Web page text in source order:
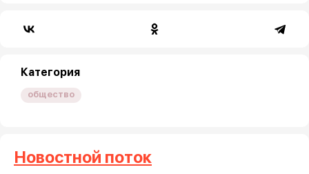
Категория
общество
Новостной поток